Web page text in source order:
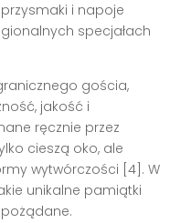
i napoje
specjałach
gościa,
jakość i
ręcznie przez
cieszą oko, ale
wytwórczości [4]. W
unikalne pamiątki